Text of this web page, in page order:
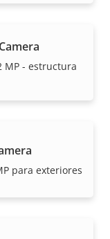
MP - estructura
para exteriores